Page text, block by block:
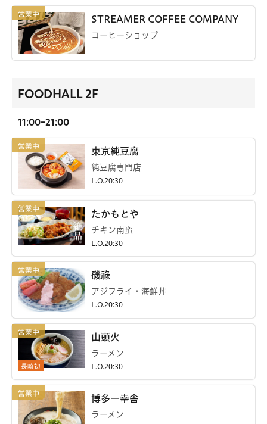
STREAMER COFFEE COMPANY
コーヒーショップ
FOODHALL 2F
11:00-21:00
東京純豆腐
純豆腐専門店
L.O.20:30
たかもとや
チキン南蛮
L.O.20:30
磯祿
アジフライ・海鮮丼
L.O.20:30
長崎初
山頭火
ラーメン
L.O.20:30
博多一幸舎
ラーメン